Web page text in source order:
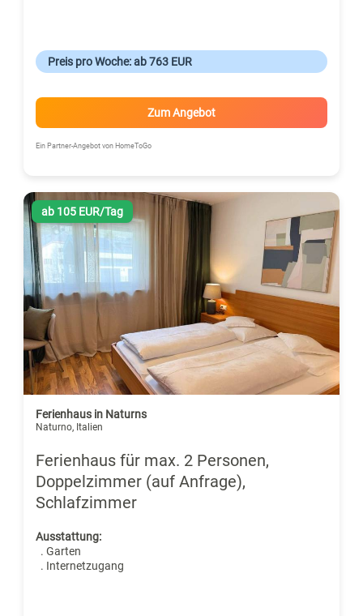
Preis pro Woche: ab 763 EUR
Zum Angebot
Ein Partner-Angebot von HomeToGo
ab 105 EUR/Tag
Ferienhaus in Naturns
Naturno, Italien
Ferienhaus für max. 2 Personen,
Doppelzimmer (auf Anfrage),
Schlafzimmer
Ausstattung:
. Garten
. Internetzugang